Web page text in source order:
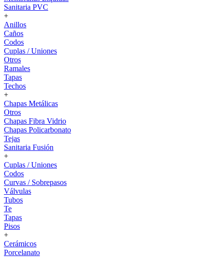
Sanitaria PVC
+
Anillos
Caños
Codos
Cuplas / Uniones
Otros
Ramales
Tapas
Techos
+
Chapas Metálicas
Otros
Chapas Fibra Vidrio
Chapas Policarbonato
Tejas
Sanitaria Fusión
+
Cuplas / Uniones
Codos
Curvas / Sobrepasos
Válvulas
Tubos
Te
Tapas
Pisos
+
Cerámicos
Porcelanato